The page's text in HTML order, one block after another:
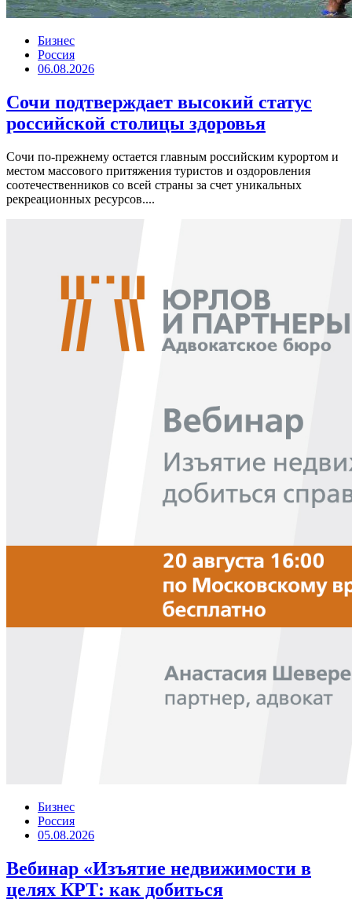
Бизнес
Россия
06.08.2026
Сочи подтверждает высокий статус
российской столицы здоровья
Сочи по-прежнему остается главным российским курортом и
местом массового притяжения туристов и оздоровления
соотечественников со всей страны за счет уникальных
рекреационных ресурсов....
Бизнес
Россия
05.08.2026
Вебинар «Изъятие недвижимости в
целях КРТ: как добиться